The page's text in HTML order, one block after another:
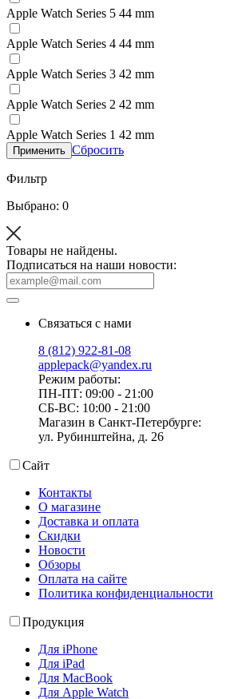
Apple Watch Series 5 44 mm
Apple Watch Series 4 44 mm
Apple Watch Series 3 42 mm
Apple Watch Series 2 42 mm
Apple Watch Series 1 42 mm
Применить Сбросить
Фильтр
Выбрано: 0
Товары не найдены.
Подписаться на наши новости:
Связаться с нами
8 (812) 922-81-08
applepack@yandex.ru
Режим работы:
ПН-ПТ: 09:00 - 21:00
СБ-ВС: 10:00 - 21:00
Магазин в Санкт-Петербурге:
ул. Рубинштейна, д. 26
Сайт
Контакты
О магазине
Доставка и оплата
Скидки
Новости
Обзоры
Оплата на сайте
Политика конфиденциальности
Продукция
Для iPhone
Для iPad
Для MacBook
Для Apple Watch